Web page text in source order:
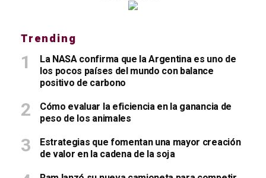
Trending
La NASA confirma que la Argentina es uno de
los pocos países del mundo con balance
positivo de carbono
Cómo evaluar la eficiencia en la ganancia de
peso de los animales
Estrategias que fomentan una mayor creación
de valor en la cadena de la soja